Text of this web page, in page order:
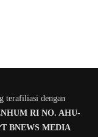
terafiliasi dengan
RI NO. AHU-
BNEWS MEDIA